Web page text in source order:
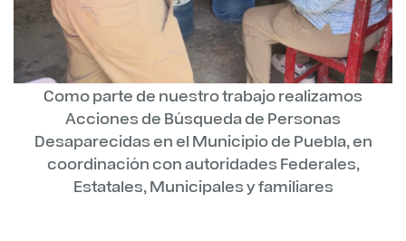
Como parte de nuestro trabajo realizamos
Acciones de Búsqueda de Personas
Desaparecidas en el Municipio de Puebla, en
coordinación con autoridades Federales,
Estatales, Municipales y familiares